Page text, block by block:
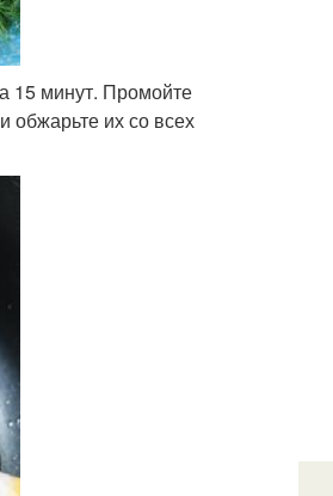
15 минут. Промойте
обжарьте их со всех